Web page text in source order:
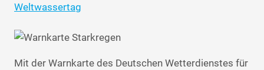
Weltwassertag
Mit der Warnkarte des Deutschen Wetterdienstes für